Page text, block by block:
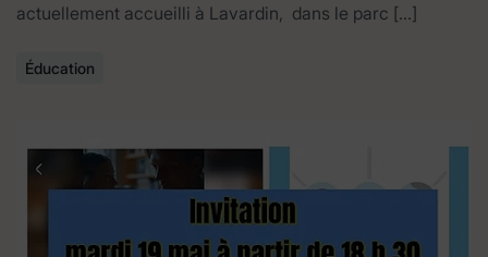
actuellement accueilli à Lavardin, dans le parc […]
Éducation